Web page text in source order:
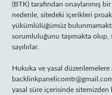
(BTK) tarafından onaylanmış
nedenle, sitedeki içerikleri
yükümlülüğümüz
sorumluluğunu taşımakta
sayılırlar.
Hukuka ve yasal
yasal süre içerisinde sitemizden